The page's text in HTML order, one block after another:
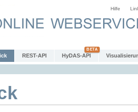
Hilfe
REST-API HyDAS-API